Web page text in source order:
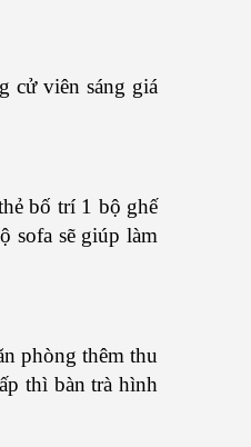
cử viên sáng giá
bố trí 1 bộ ghế
sofa sẽ giúp làm
phòng thêm thu
thì bàn trà hình